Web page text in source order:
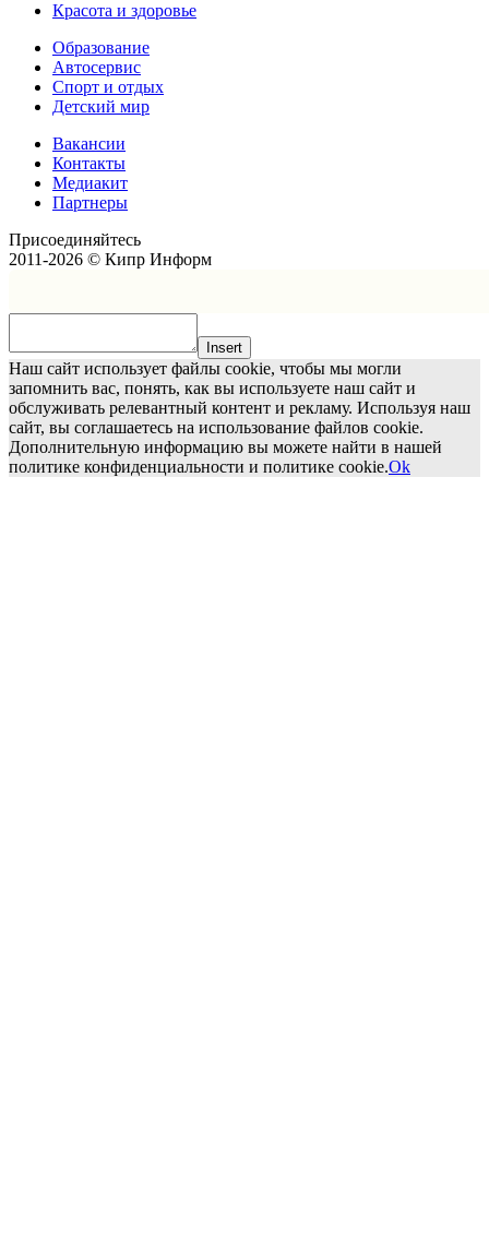
Красота и здоровье
Образование
Автосервис
Спорт и отдых
Детский мир
Вакансии
Контакты
Медиакит
Партнеры
Присоединяйтесь
2011-2026 © Кипр Информ
Insert
Наш сайт использует файлы cookie, чтобы мы могли
запомнить вас, понять, как вы используете наш сайт и
обслуживать релевантный контент и рекламу. Используя наш
сайт, вы соглашаетесь на использование файлов cookie.
Дополнительную информацию вы можете найти в нашей
политике конфиденциальности и политике cookie.Ok